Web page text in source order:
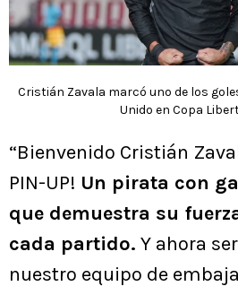
Cristián Zavala marcó uno de los
Unido en Copa
“Bienvenido Cristián
PIN-UP! Un pirata con
que demuestra su
cada partido. Y ahora
nuestro equipo de